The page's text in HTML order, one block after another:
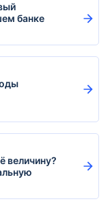
банке
величину?